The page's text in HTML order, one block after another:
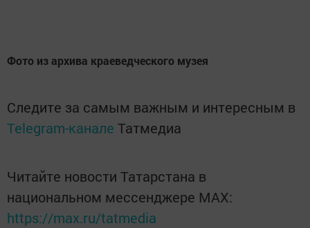
Фото из архива краеведческого музея
Следите за самым важным и интересным в
Telegram-канале Татмедиа
Читайте новости Татарстана в
национальном мессенджере MАХ:
https://max.ru/tatmedia